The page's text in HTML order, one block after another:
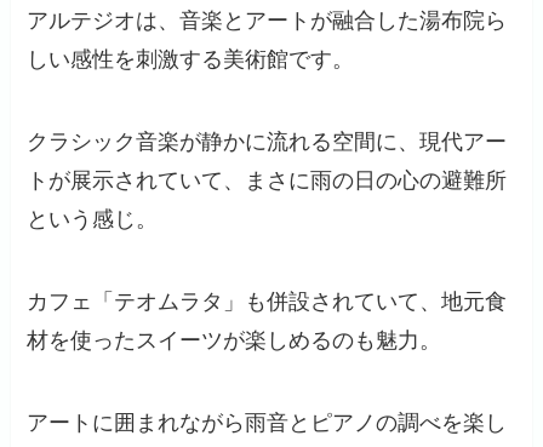
アルテジオは、音楽とアートが融合した湯布院ら
しい感性を刺激する美術館です。
クラシック音楽が静かに流れる空間に、現代アー
トが展示されていて、まさに雨の日の心の避難所
という感じ。
カフェ「テオムラタ」も併設されていて、地元食
材を使ったスイーツが楽しめるのも魅力。
アートに囲まれながら雨音とピアノの調べを楽し